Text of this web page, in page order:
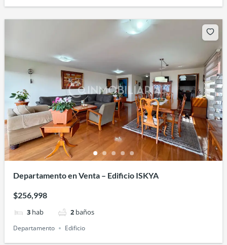
Departamento en Venta – Edificio ISKYA
$256,998
3 hab 2 baños
Departamento Edificio